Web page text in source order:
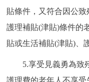
貼條件，又符合因公致
護理補貼(津貼)條件的
貼或生活補貼(津貼)、
5.享受見義勇為致殘
護理費的老年人不享